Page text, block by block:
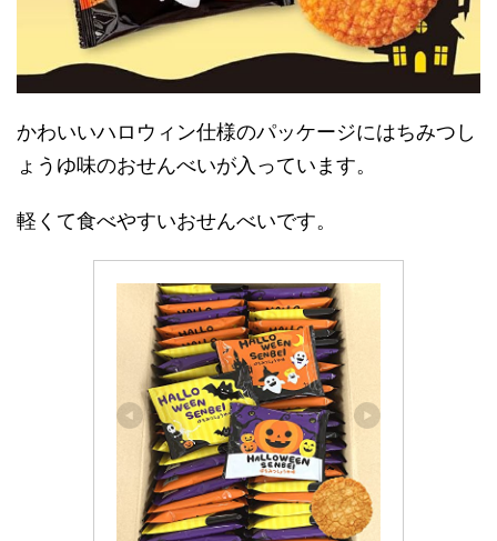
かわいいハロウィン仕様のパッケージにはちみつし
ょうゆ味のおせんべいが入っています。
軽くて食べやすいおせんべいです。